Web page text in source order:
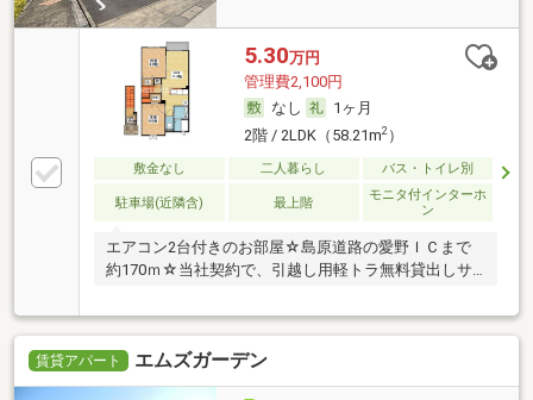
5.30万円
管理費2,100円
なし
1ヶ月
2階 / 2LDK（58.21m2）
敷金なし 二人暮らし バス・トイレ別
駐車場(近隣含) 最上階
モニタ付インターホ
ン
エアコン2台付きのお部屋☆島原道路の愛野ＩＣまで
約170ｍ☆当社契約で、引越し用軽トラ無料貸出しサ
賃貸アパート エムズガーデン